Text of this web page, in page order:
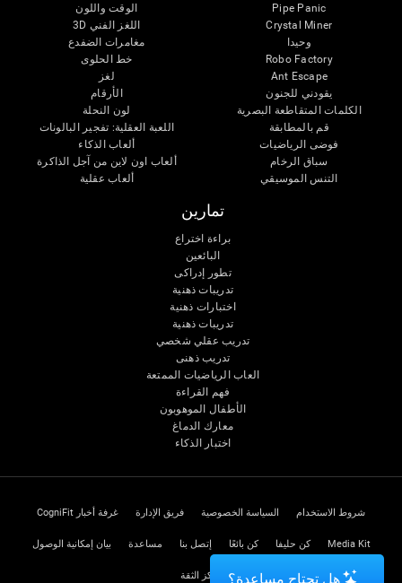
Pipe Panic
Crystal Miner
وحيدا
Robo Factory
Ant Escape
يقودني للجنون
الكلمات المتقاطعة البصرية
قم بالمطابقة
فوضى الرياضيات
سباق الرخام
التنس الموسيقي
الوقت واللون
اللغز الفني 3D
مغامرات الضفدع
خط الحلوى
لغز
الأرقام
لون النحلة
اللعبة العقلية: تفجير البالونات
ألعاب الذكاء
ألعاب اون لاين من آجل الذاكرة
ألعاب عقلية
تمارين
براءة اختراع
البائعين
تطور إدراكى
تدريبات ذهنية
اختبارات ذهنية
تدريبات ذهنية
تدريب عقلي شخصي
تدريب ذهنى
العاب الرياضيات الممتعة
فهم القراءة
الأطفال الموهوبون
معارك الدماغ
اختبار الذكاء
شروط الاستخدام السياسة الخصوصية فريق الإدارة غرفة أخبار CogniFit
Media Kit كن حليفا كن بائعًا إتصل بنا مساعدة بيان إمكانية الوصول
مركز الثقة هل تحتاج مساعدة؟